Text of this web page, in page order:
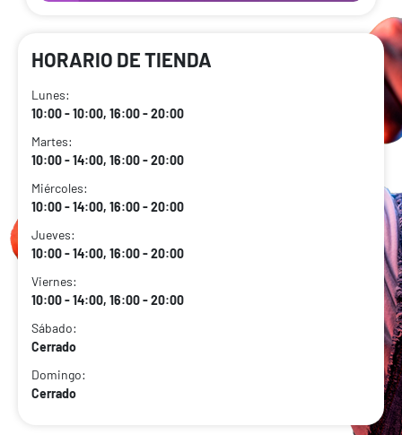
HORARIO DE TIENDA
Lunes:
10:00 - 10:00, 16:00 - 20:00
Martes:
10:00 - 14:00, 16:00 - 20:00
Miércoles:
10:00 - 14:00, 16:00 - 20:00
Jueves:
10:00 - 14:00, 16:00 - 20:00
Viernes:
10:00 - 14:00, 16:00 - 20:00
Sábado:
Cerrado
Domingo:
Cerrado